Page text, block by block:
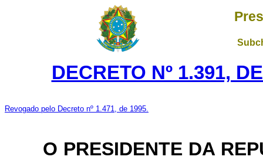
DECRETO Nº 1.391,
Revogado pelo Decreto nº 1.471, de 1995.
O PRESIDENTE DA